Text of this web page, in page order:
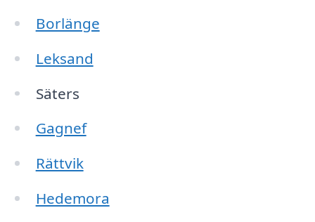
Borlänge
Leksand
Säters
Gagnef
Rättvik
Hedemora